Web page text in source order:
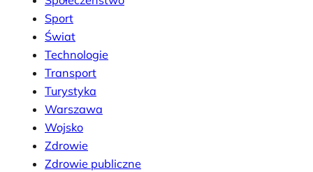
Sport
Świat
Technologie
Transport
Turystyka
Warszawa
Wojsko
Zdrowie
Zdrowie publiczne